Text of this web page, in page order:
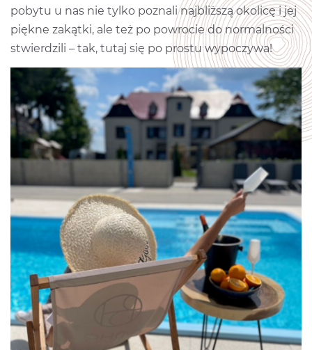
pobytu u nas nie tylko poznali najbliższą okolicę i jej
piękne zakątki, ale też po powrocie do normalności
stwierdzili – tak, tutaj się po prostu wypoczywa!